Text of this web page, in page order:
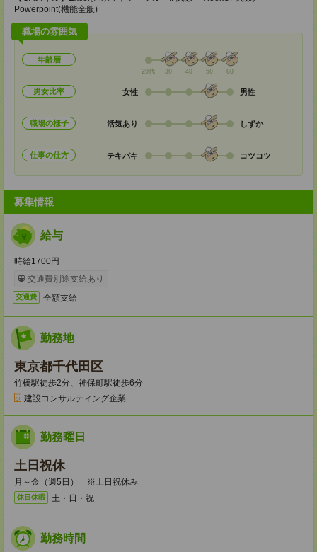
Powerpoint(機能全般)
職場の雰囲気
年齢層
20代 30 40 50 60
男女比率 女性 男性
職場の様子 活気あり しずか
仕事の仕方 テキパキ コツコツ
募集情報
給与
時給1700円
交通費別途支給あり
交通費 全額支給
勤務地
東京都千代田区
竹橋駅徒歩2分、神保町駅徒歩6分
建設コンサルティング企業
勤務曜日
土日祝休
月～金（週5日） ※土日祝休み
休日休暇 土・日・祝
勤務時間